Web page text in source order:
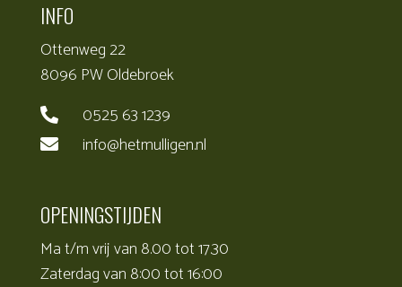
INFO
Ottenweg 22
8096 PW Oldebroek
 0525 63 1239
 info@hetmulligen.nl
OPENINGSTIJDEN
Ma t/m vrij van 8.00 tot 17.30
Zaterdag van 8:00 tot 16:00